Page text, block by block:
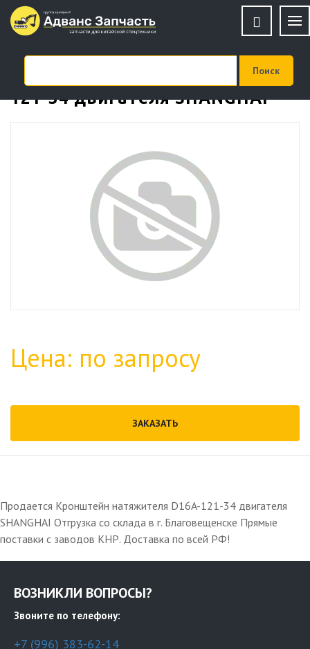
Кронштейн натяжителя D16A-
121-34 двигателя SHANGHAI
Цена: по запросу
ЗАКАЗАТЬ
Продается Кронштейн натяжителя D16A-121-34 двигателя
SHANGHAI Отгрузка со склада в г. Благовещенске Прямые
поставки с заводов КНР. Доставка по всей РФ!
ВОЗНИКЛИ ВОПРОСЫ?
Звоните по телефону:
+7 (996) 383-62-14